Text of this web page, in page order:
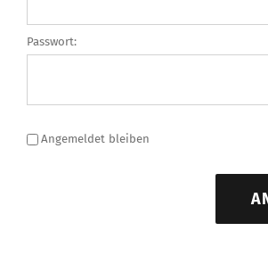
Passwort:
Angemeldet bleiben